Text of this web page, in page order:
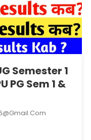
Semester 1
PG Sem 1 &